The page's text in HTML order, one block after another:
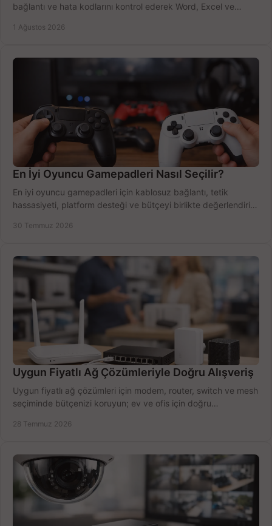
bağlantı ve hata kodlarını kontrol ederek Word, Excel ve
1 Ağustos 2026
En İyi Oyuncu Gamepadleri Nasıl Seçilir?
En iyi oyuncu gamepadleri için kablosuz bağlantı, tetik
hassasiyeti, platform desteği ve bütçeyi birlikte değerlendirin;
30 Temmuz 2026
Uygun Fiyatlı Ağ Çözümleriyle Doğru Alışveriş
Uygun fiyatlı ağ çözümleri için modem, router, switch ve mesh
seçiminde bütçenizi koruyun; ev ve ofis için doğru
28 Temmuz 2026